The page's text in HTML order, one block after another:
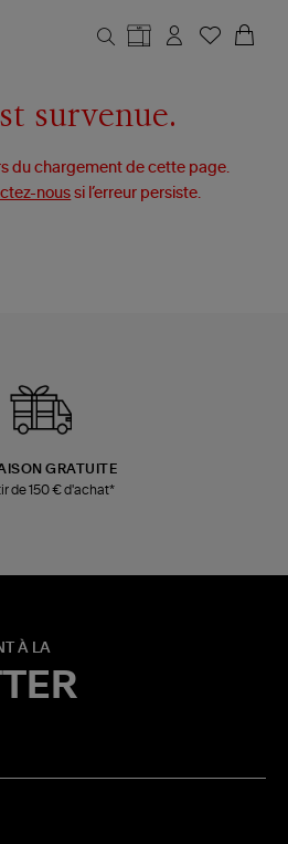
survenue.
du chargement de cette page.
nous si l’erreur persiste.
GRATUITE
de 150 € d'achat*
À LA